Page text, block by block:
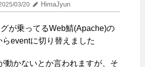
03/20 HimaJyun
が乗ってるWeb鯖(Apache)の
らeventに切り替えました
動かないとか言われますが、そ